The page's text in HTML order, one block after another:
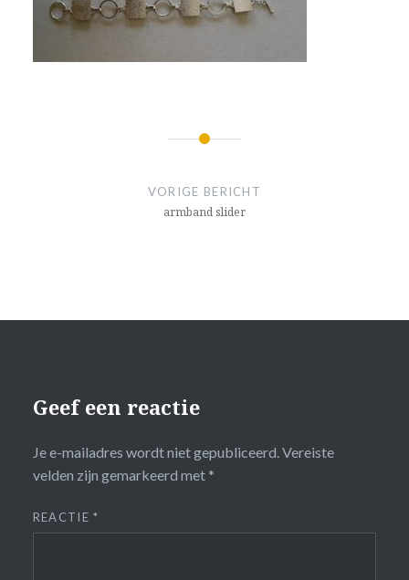
VORIGE BERICHT
armband slider
Geef een reactie
Je e-mailadres wordt niet gepubliceerd. Vereiste
velden zijn gemarkeerd met *
REACTIE*